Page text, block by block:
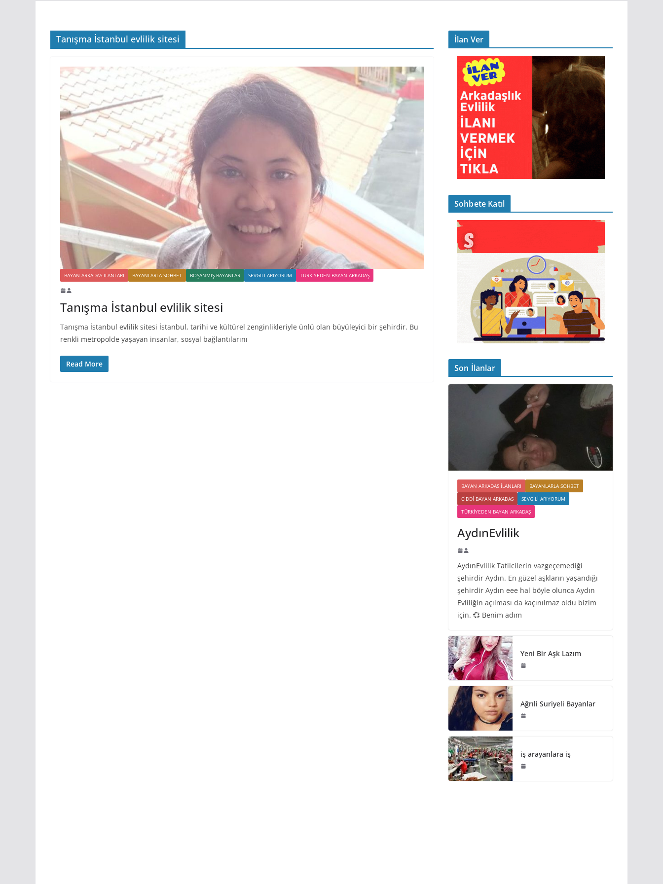
Tanışma İstanbul evlilik sitesi
BAYAN ARKADAS ILANLARI BAYANLARLA SOHBET BOŞANMIŞ BAYANLAR SEVGILI ARIYORUM TÜRKIYEDEN BAYAN ARKADAŞ
Tanışma İstanbul evlilik sitesi
Tanışma İstanbul evlilik sitesi İstanbul, tarihi ve kültürel zenginlikleriyle ünlü olan büyüleyici bir şehirdir. Bu
renkli metropolde yaşayan insanlar, sosyal bağlantılarını
Read More
İlan Ver
Sohbete Katıl
Son İlanlar
BAYAN ARKADAS ILANLARI
BAYANLARLA SOHBET
CIDDI BAYAN ARKADAS
SEVGILI ARIYORUM
TÜRKIYEDEN BAYAN ARKADAŞ
AydınEvlilik
AydınEvlilik Tatilcilerin vazgeçemediği
şehirdir Aydın. En güzel aşkların yaşandığı
şehirdir Aydın eee hal böyle olunca Aydın
Evliliğin açılması da kaçınılmaz oldu bizim
için. 💞 Benim adım
Yeni Bir Aşk Lazım
Ağrıli Suriyeli Bayanlar
iş arayanlara iş